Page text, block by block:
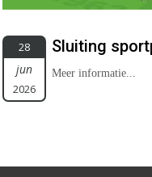
28
jun
2026
Sluiting
Meer informatie...